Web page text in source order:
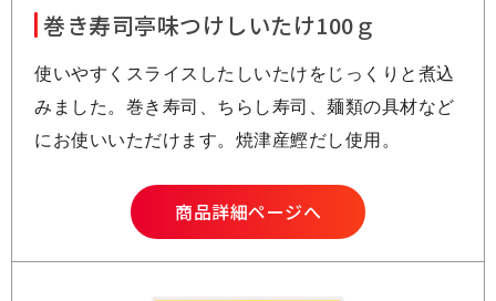
巻き寿司亭味つけしいたけ100ｇ
使いやすくスライスしたしいたけをじっくりと煮込
みました。巻き寿司、ちらし寿司、麺類の具材など
にお使いいただけます。焼津産鰹だし使用。
商品詳細ページへ